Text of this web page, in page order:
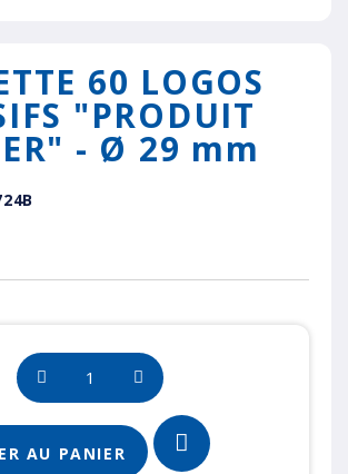
60 LOGOS
"PRODUIT
- Ø 29 mm
AU PANIER